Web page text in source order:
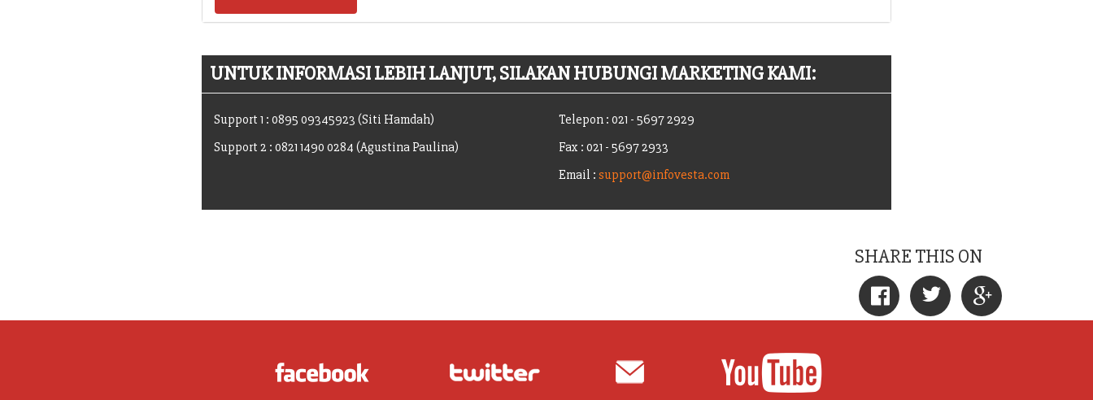
UNTUK INFORMASI LEBIH LANJUT, SILAKAN HUBUNGI MARKETING KAMI:
Support 1 : 0895 09345923 (Siti Hamdah)
Support 2 : 0821 1490 0284 (Agustina Paulina)
Telepon : 021 - 5697 2929
Fax : 021 - 5697 2933
Email : support@infovesta.com
SHARE THIS ON